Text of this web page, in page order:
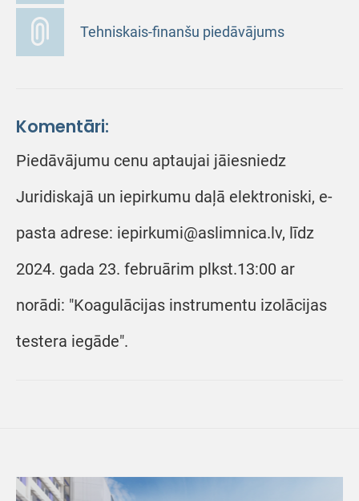
Tehniskais-finanšu piedāvājums
Komentāri:
Piedāvājumu cenu aptaujai jāiesniedz
Juridiskajā un iepirkumu daļā elektroniski, e-
pasta adrese: iepirkumi@aslimnica.lv, līdz
2024. gada 23. februārim plkst.13:00 ar
norādi: "Koagulācijas instrumentu izolācijas
testera iegāde".